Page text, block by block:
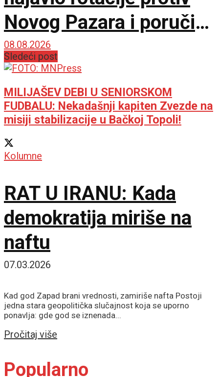
Novog Pazara i poručio
– Nije pitanje života i
smrti, ali hoću
maksimum!
08.08.2026
Sledeći post
MILIJAŠEV DEBI U SENIORSKOM
FUDBALU: Nekadašnji kapiten Zvezde na
misiji stabilizacije u Bačkoj Topoli!
Kolumne
RAT U IRANU: Kada
demokratija miriše na
naftu
07.03.2026
Kad god Zapad brani vrednosti, zamiriše nafta Postoji
jedna stara geopolitička slučajnost koja se uporno
ponavlja: gde god se iznenada...
Pročitaj više
Popularno